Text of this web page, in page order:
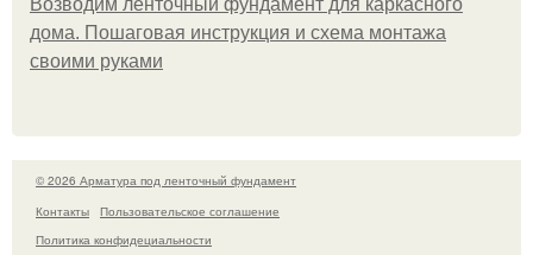
дома. Пошаговая инструкция и схема монтажа
своими руками
© 2026 Арматура под ленточный фундамент
Контакты
Пользовательское соглашение
Политика конфидециальности